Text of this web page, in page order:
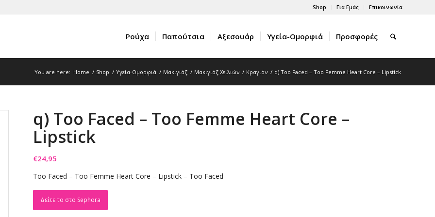
Shop Για Εμάς Επικοινωνία
Ρούχα Παπούτσια Αξεσουάρ Υγεία-Ομορφιά Προσφορές
You are here: Home / Shop / Υγεία-Ομορφιά / Μακιγιάζ / Μακιγιάζ Χειλιών / Κραγιόν / q) Too Faced – Too Femme Heart Core – Lipstick
q) Too Faced – Too Femme Heart Core –
Lipstick
€24,95
Too Faced – Too Femme Heart Core – Lipstick – Too Faced
Δείτε το στο Sephora